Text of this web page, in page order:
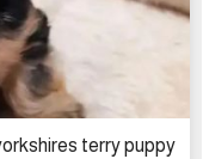
terry puppy